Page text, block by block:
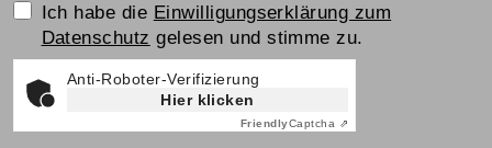
Einwilligungserklärung
Ich habe die Einwilligungserklärung zum
Datenschutz gelesen und stimme zu.
Anti-Roboter-Verifizierung
Hier klicken
FriendlyCaptcha ⇗